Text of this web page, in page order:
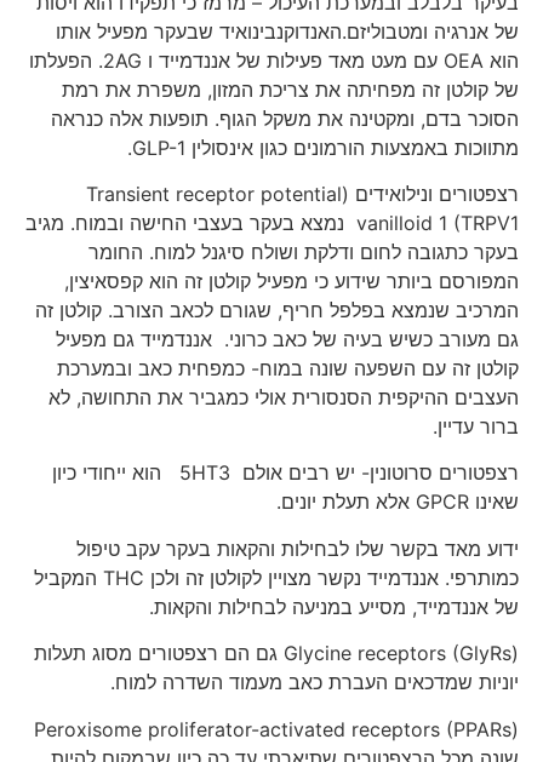
של אנרגיה ומטבוליזם.האנדוקנבינואיד שבעקר מפעיל אותו
הוא OEA עם מעט מאד פעילות של אננדמייד ו 2AG. הפעלתו
של קולטן זה מפחיתה את צריכת המזון, משפרת את רמת
הסוכר בדם, ומקטינה את משקל הגוף. תופעות אלה כנראה
מתווכות באמצעות הורמונים כגון אינסולין GLP-1.
רצפטורים ונילואידים (Transient receptor potential
vanilloid 1 (TRPV1 נמצא בעקר בעצבי החישה ובמוח. מגיב
בעקר כתגובה לחום ודלקת ושולח סיגנל למוח. החומר
המפורסם ביותר שידוע כי מפעיל קולטן זה הוא קפסאיצין,
המרכיב שנמצא בפלפל חריף, שגורם לכאב הצורב. קולטן זה
גם מעורב כשיש בעיה של כאב כרוני. אננדמייד גם מפעיל
קולטן זה עם השפעה שונה במוח- כמפחית כאב ובמערכת
העצבים ההיקפית הסנסורית אולי כמגביר את התחושה, לא
ברור עדיין.
רצפטורים סרוטונין- יש רבים אולם 5HT3 הוא ייחודי כיון
שאינו GPCR אלא תעלת יונים.
ידוע מאד בקשר שלו לבחילות והקאות בעקר עקב טיפול
כמותרפי. אננדמייד נקשר מצויין לקולטן זה ולכן THC המקביל
של אננדמייד, מסייע במניעה לבחילות והקאות.
(Glycine receptors (GlyRs גם הם רצפטורים מסוג תעלות
יוניות שמדכאים העברת כאב מעמוד השדרה למוח.
(Peroxisome proliferator-activated receptors (PPARs